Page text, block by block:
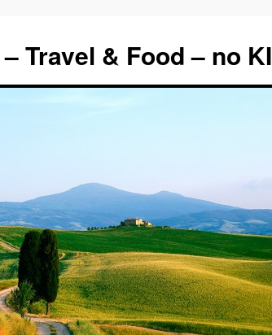
Travel & Food – no KI